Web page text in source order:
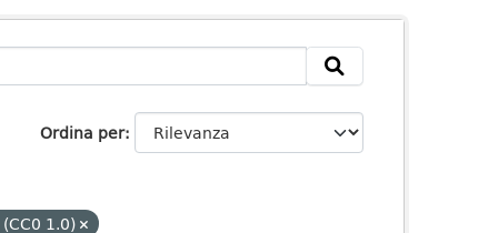
Ordina per
1.0)